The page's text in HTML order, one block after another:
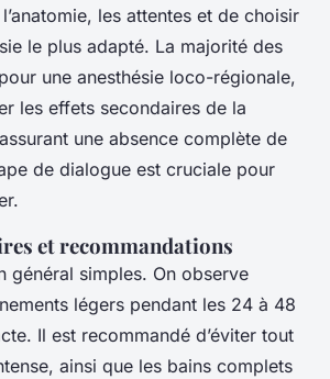
les attentes et de choisir
le plus adapté. La majorité des
une anesthésie loco-régionale,
les effets secondaires de la
une absence complète de
de dialogue est cruciale pour
et recommandations
général simples. On observe
légers pendant les 24 à 48
Il est recommandé d’éviter tout
ainsi que les bains complets